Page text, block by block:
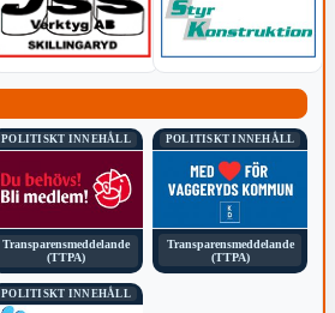
POLITISKT INNEHÅLL
Transparensmeddelande
(TTPA)
POLITISKT INNEHÅLL
Transparensmeddelande
(TTPA)
POLITISKT INNEHÅLL